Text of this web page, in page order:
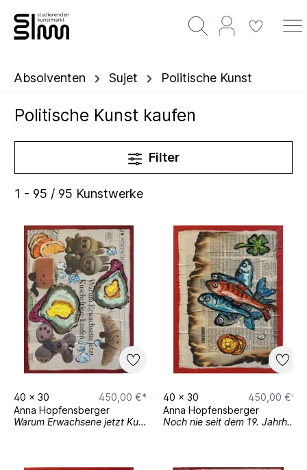
Absolventen Sujet Politische Kunst
Politische Kunst kaufen
Filter
1 - 95 / 95 Kunstwerke
40 x 30
450,00 €*
Anna Hopfensberger
Warum Erwachsene jetzt Kuscheltiere kaufen.
40 x 30
450,00 €*
Anna Hopfensberger
Noch nie seit dem 19. Jahrhundert hat sich El Nino so schnell aufgebaut wie in diesem Jahr....